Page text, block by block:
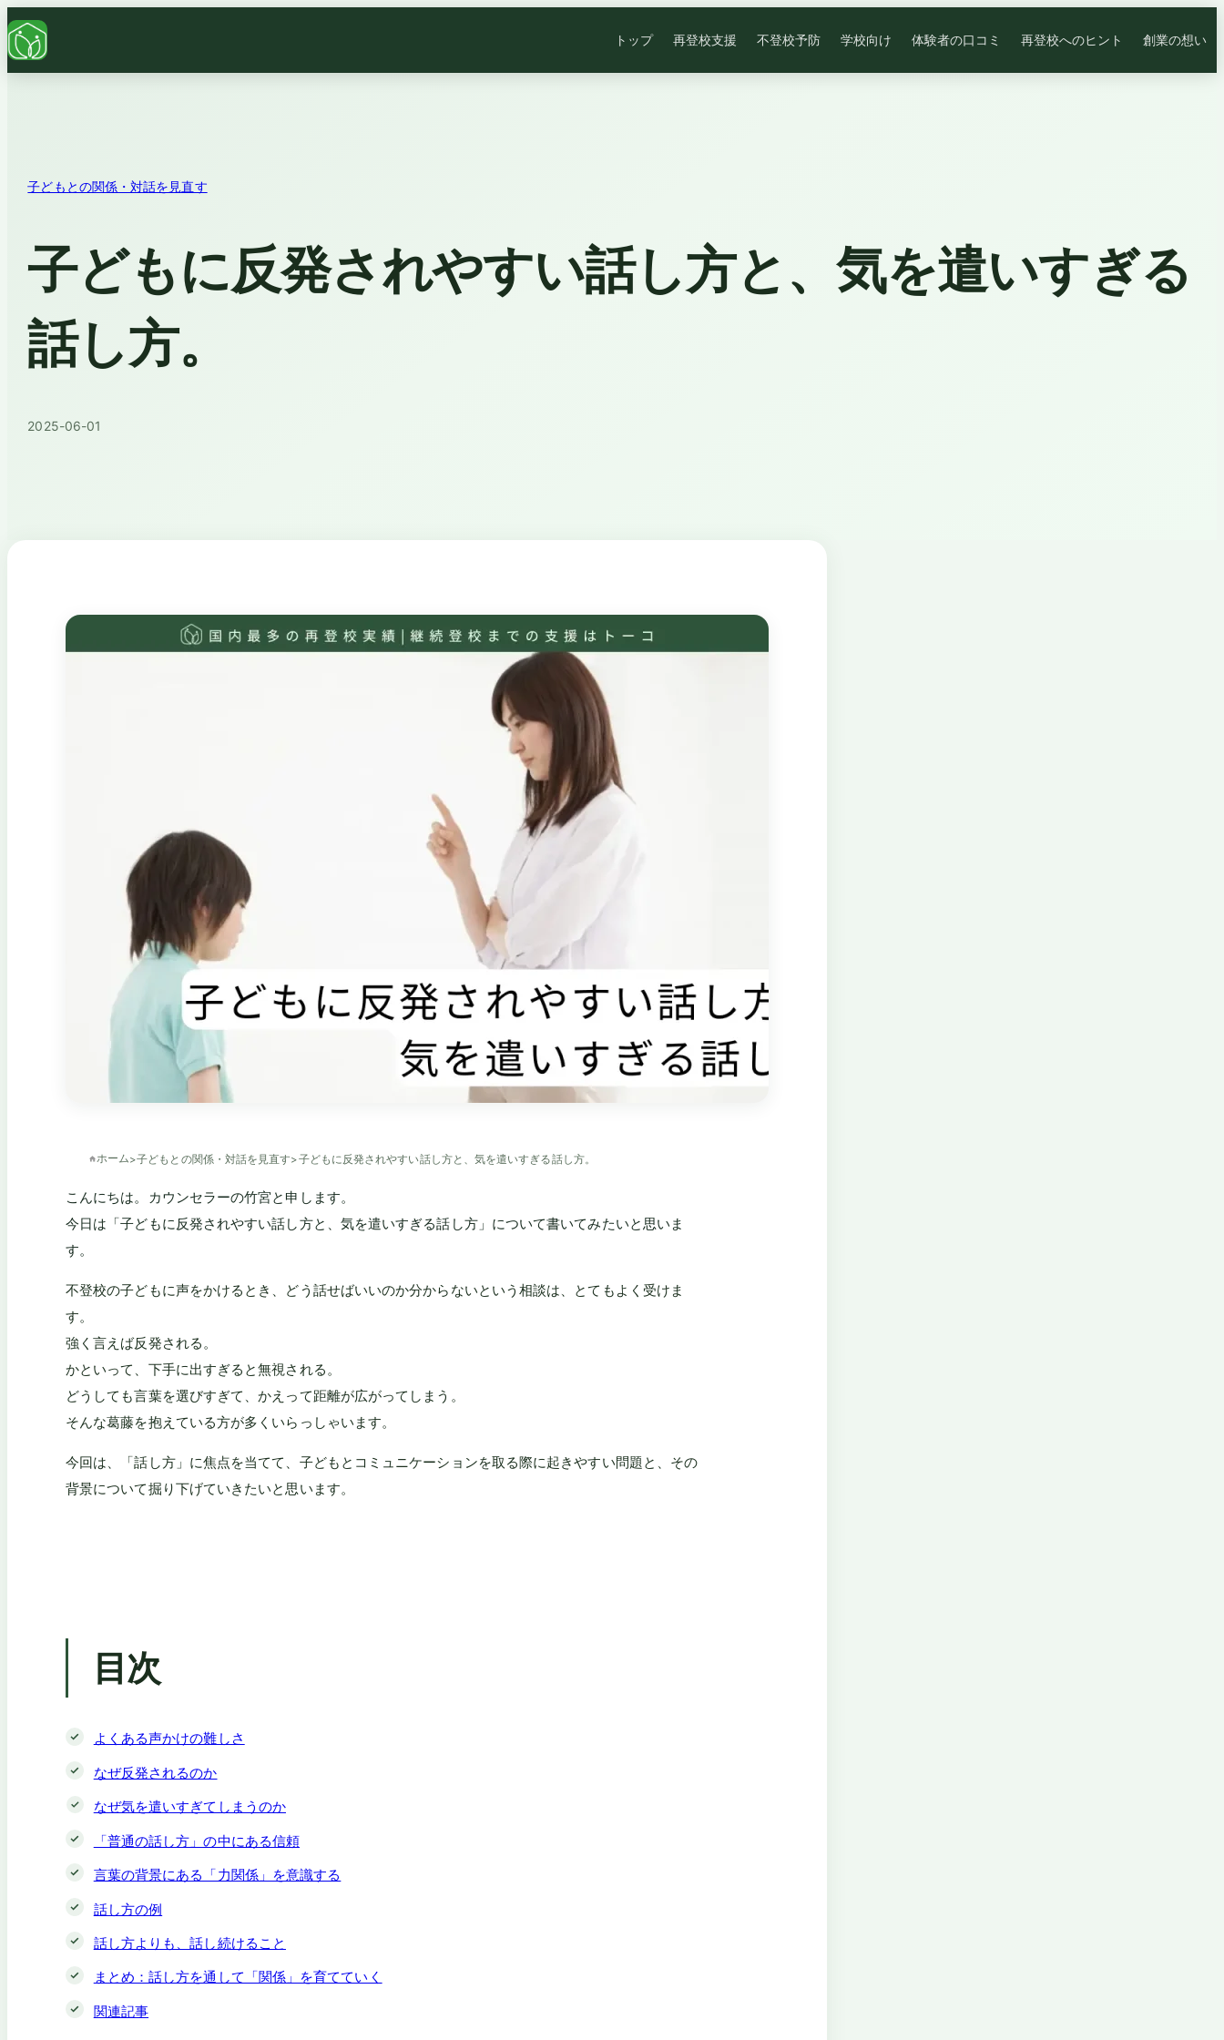
トップ 再登校支援 不登校予防 学校向け 体験者の口コミ 再登校へのヒント 創業の想い
子どもとの関係・対話を見直す
子どもに反発されやすい話し方と、気を遣いすぎる
話し方。
2025-06-01
ホーム>子どもとの関係・対話を見直す>子どもに反発されやすい話し方と、気を遣いすぎる話し方。
こんにちは。カウンセラーの竹宮と申します。
今日は「子どもに反発されやすい話し方と、気を遣いすぎる話し方」について書いてみたいと思いま
す。
不登校の子どもに声をかけるとき、どう話せばいいのか分からないという相談は、とてもよく受けま
す。
強く言えば反発される。
かといって、下手に出すぎると無視される。
どうしても言葉を選びすぎて、かえって距離が広がってしまう。
そんな葛藤を抱えている方が多くいらっしゃいます。
今回は、「話し方」に焦点を当てて、子どもとコミュニケーションを取る際に起きやすい問題と、その
背景について掘り下げていきたいと思います。
目次
よくある声かけの難しさ
なぜ反発されるのか
なぜ気を遣いすぎてしまうのか
「普通の話し方」の中にある信頼
言葉の背景にある「力関係」を意識する
話し方の例
話し方よりも、話し続けること
まとめ：話し方を通して「関係」を育てていく
関連記事